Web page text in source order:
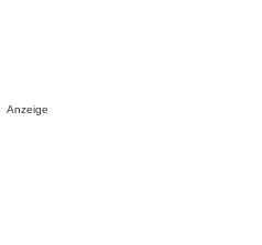
Anzeige